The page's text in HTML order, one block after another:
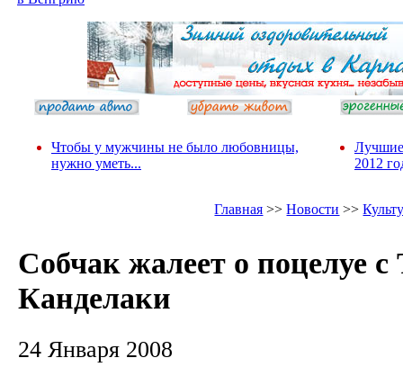
Чтобы у мужчины не было любовницы,
нужно уметь...
Лучшие
2012
Главная >>Новости >>
Собчак жалеет о поцелуе
Канделаки
24 Января 2008